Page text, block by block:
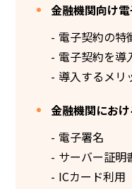
金融機関向け
電子契約の特
電子契約を導
導入するメリ
金融機関にお
電子署名
サーバー証明
ICカード利用